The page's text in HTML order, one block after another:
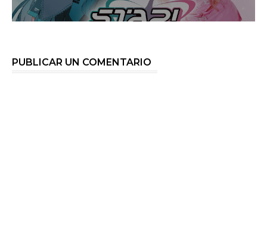
PUBLICAR UN COMENTARIO